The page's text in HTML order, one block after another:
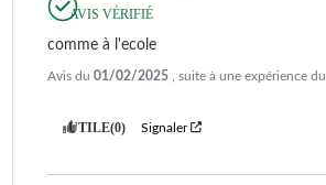
AVIS VÉRIFIÉ
comme à l'ecole
Avis du 01/02/2025 , suite à une expérience du
UTILE(0) Signaler